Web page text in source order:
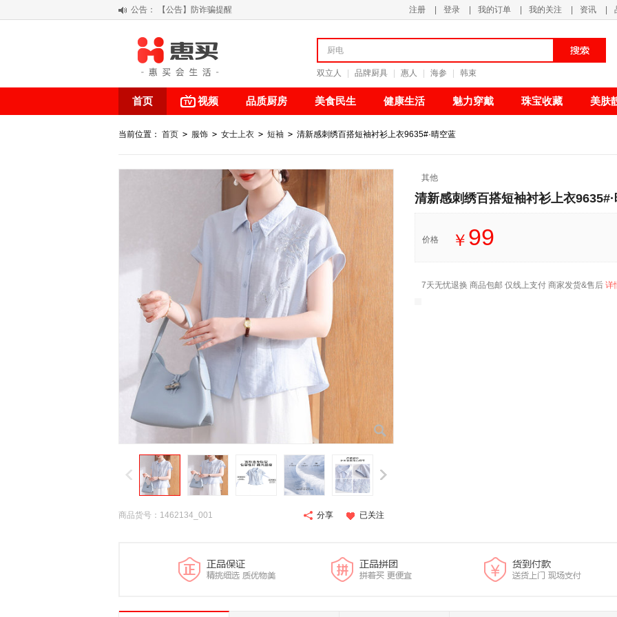
公告：
【公告】防诈骗提醒
阳春三月 惠买带你感受第一颗黄果柑的清新甘甜
关于假冒我公司“惠买小程序“的声明
注册 登录 我的订单 我的关注 资讯
双立人 品牌厨具 惠人 海参 韩束
首页 视频 品质厨房 美食民生 健康生活 魅力穿戴 珠宝收藏 美肤
当前位置： 首页 > 服饰 > 女士上衣 > 短袖 > 清新感刺绣百搭短袖衬衫上衣9635#·晴空蓝
商品货号：1462134_001 分享 已关注
其他
清新感刺绣百搭短袖衬衫上衣
价格 ￥ 99
7天无忧退换 商品包邮 仅线上支付 商家发货&售后 详